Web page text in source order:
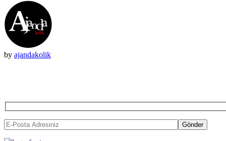
by ajandakolik
Gönder